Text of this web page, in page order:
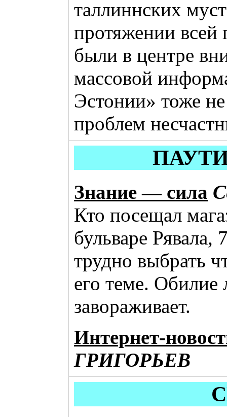
таллиннских
протяжении
были в центре
массовой
Эстонии» тоже не
проблем
Знание — сила
Кто посещал
бульваре Рявала,
трудно выбрать
его теме. Обилие
завораживает.
Интернет-
ГРИГОРЬЕВ